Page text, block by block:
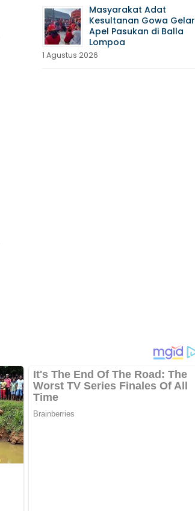
Masyarakat Adat
Kesultanan Gowa Gelar
Apel Pasukan di Balla
Lompoa
1 Agustus 2026